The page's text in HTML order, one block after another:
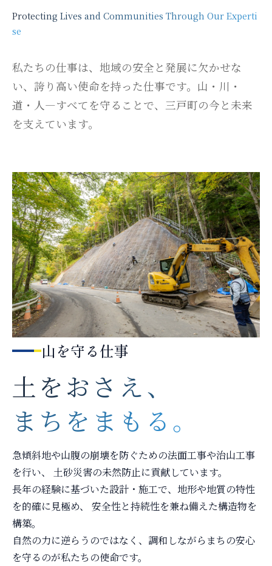
Protecting Lives and Communities Through Our Experti
se
私たちの仕事は、地域の安全と発展に欠かせな
い、誇り高い使命を持った仕事です。山・川・
道・人―すべてを守ることで、三戸町の今と未来
を支えています。
山を守る仕事
土をおさえ、
まちをまもる。
急傾斜地や山腹の崩壊を防ぐための法面工事や治山工事
を行い、 土砂災害の未然防止に貢献しています。
長年の経験に基づいた設計・施工で、地形や地質の特性
を的確に見極め、 安全性と持続性を兼ね備えた構造物を
構築。
自然の力に逆らうのではなく、調和しながらまちの安心
を守るのが私たちの使命です。